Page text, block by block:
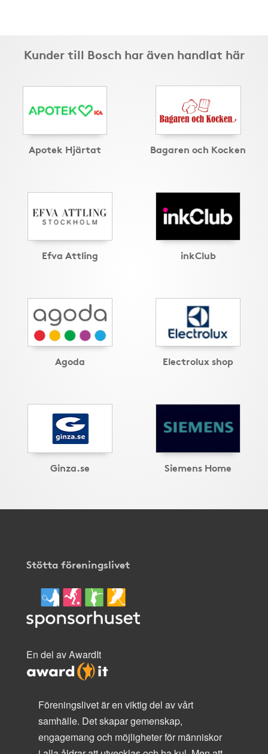
Kunder till Bosch har även handlat här
Apotek Hjärtat Bagaren och Kocken
Efva Attling inkClub
Agoda Electrolux shop
Ginza.se Siemens Home
Stötta föreningslivet
En del av AwardIt
Föreningslivet är en viktig del av vårt
samhälle. Det skapar gemenskap,
engagemang och möjligheter för människor